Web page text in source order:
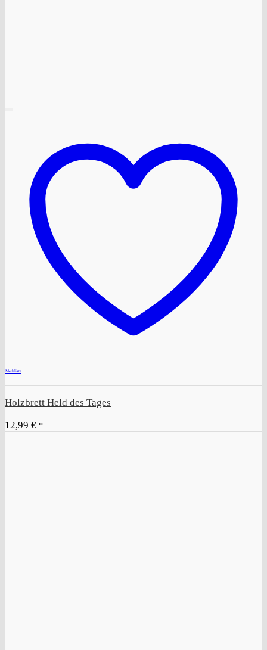
Merkliste
Holzbrett Held des Tages
12,99 € *